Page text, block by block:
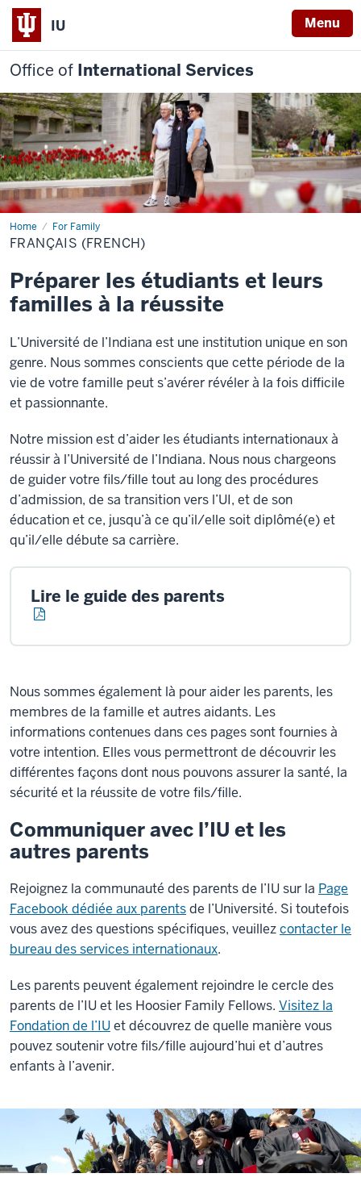
IU Menu
Office of International Services
Home For Family
Français
(French)
FRANÇAIS (FRENCH)
Préparer les étudiants et leurs
familles à la réussite
L’Université de l’Indiana est une institution unique en son
genre. Nous sommes conscients que cette période de la
vie de votre famille peut s’avérer révéler à la fois difficile
et passionnante.
Notre mission est d’aider les étudiants internationaux à
réussir à l’Université de l’Indiana. Nous nous chargeons
de guider votre fils/fille tout au long des procédures
d’admission, de sa transition vers l’UI, et de son
éducation et ce, jusqu’à ce qu’il/elle soit diplômé(e) et
qu’il/elle débute sa carrière.
Lire le guide des parents
Nous sommes également là pour aider les parents, les
membres de la famille et autres aidants. Les
informations contenues dans ces pages sont fournies à
votre intention. Elles vous permettront de découvrir les
différentes façons dont nous pouvons assurer la santé, la
sécurité et la réussite de votre fils/fille.
Communiquer avec l’IU et les
autres parents
Rejoignez la communauté des parents de l’IU sur la Page
Facebook dédiée aux parentsde l’Université. Si toutefois
vous avez des questions spécifiques, veuillezcontacter le
bureau des services internationaux.
Les parents peuvent également rejoindre le cercle des
parents de l’IU et les Hoosier Family Fellows. Visitez la
Fondation de l’IUet découvrez de quelle manière vous
pouvez soutenir votre fils/fille aujourd’hui et d’autres
enfants à l’avenir.